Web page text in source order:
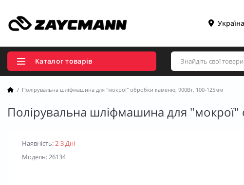
Каталог товарів
Полірувальна шліфмашина для "мокрої" обробки каменю, 900Вт, 100-125мм
Полірувальна шліфмашина для
Наявність:2-3 Дні
Модель: 26134